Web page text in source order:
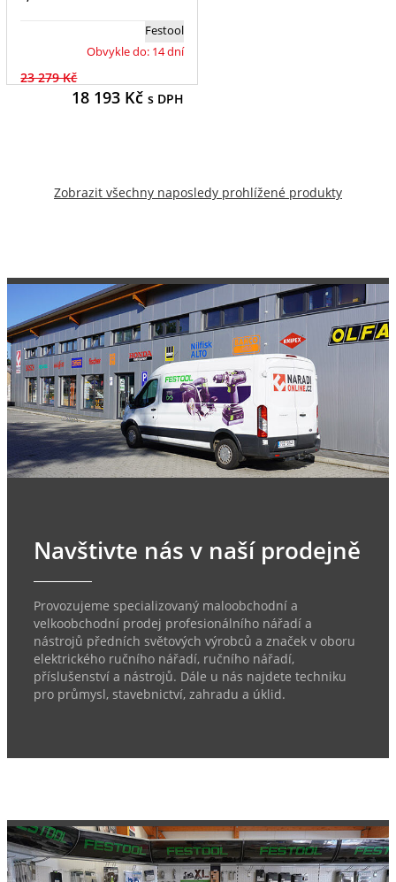
Festool
Obvykle do: 14 dní
23 279 Kč
18 193Kč s DPH
Zobrazit všechny naposledy prohlížené produkty
Navštivte nás v naší prodejně
Provozujeme specializovaný maloobchodní a
velkoobchodní prodej profesionálního nářadí a
nástrojů předních světových výrobců a značek v oboru
elektrického ručního nářadí, ručního nářadí,
příslušenství a nástrojů. Dále u nás najdete techniku
pro průmysl, stavebnictví, zahradu a úklid.